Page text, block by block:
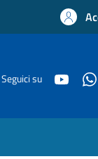
Seguici su